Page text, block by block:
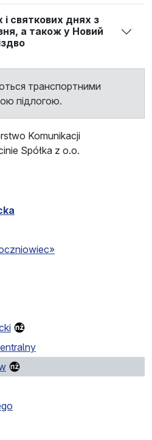
святкових днях з
а також у Новий
транспортними
підлогою.
Komunikacji
Spółka z o.o.